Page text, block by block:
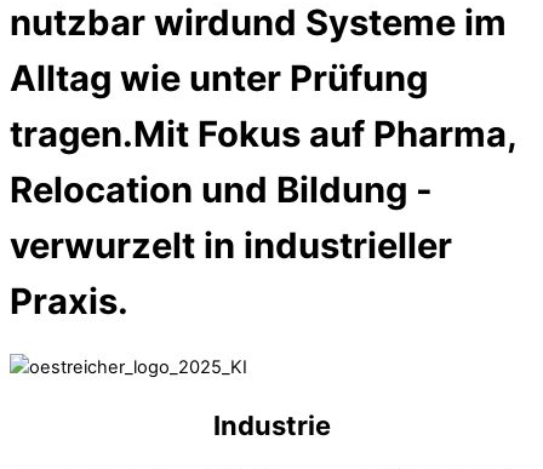
nutzbar wirdund Systeme im
Alltag wie unter Prüfung
tragen.Mit Fokus auf Pharma,
Relocation und Bildung -
verwurzelt in industrieller
Praxis.
Industrie